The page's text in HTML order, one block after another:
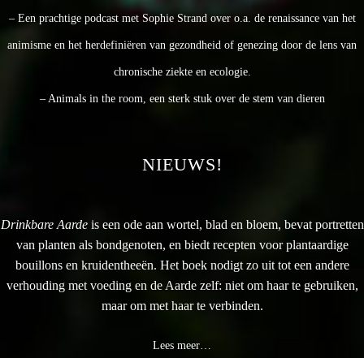
– Een prachtige podcast met Sophie Strand over o.a. de renaissance van het
animisme en het herdefiniëren van gezondheid of genezing door de lens van
chronische ziekte en ecologie.
– Animals in the room, een sterk stuk over de stem van dieren
NIEUWS!
Drinkbare Aarde is een ode aan wortel, blad en bloem, bevat portretten
van planten als bondgenoten, en biedt recepten voor plantaardige
bouillons en kruidentheeën. Het boek nodigt zo uit tot een andere
verhouding met voeding en de Aarde zelf: niet om haar te gebruiken,
maar om met haar te verbinden.
Lees meer…